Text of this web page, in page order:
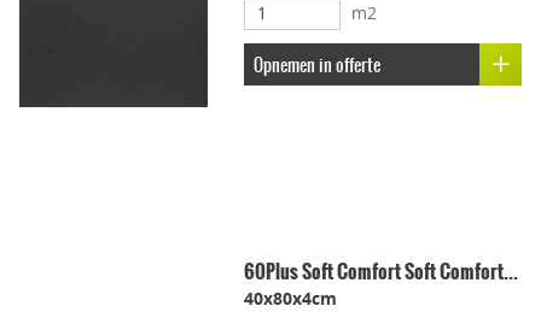
m2
Opnemen in offerte
60Plus Soft Comfort Soft Comfort...
40x80x4cm